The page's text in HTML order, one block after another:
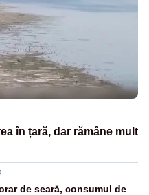
în țară, dar rămâne mult
de seară, consumul de